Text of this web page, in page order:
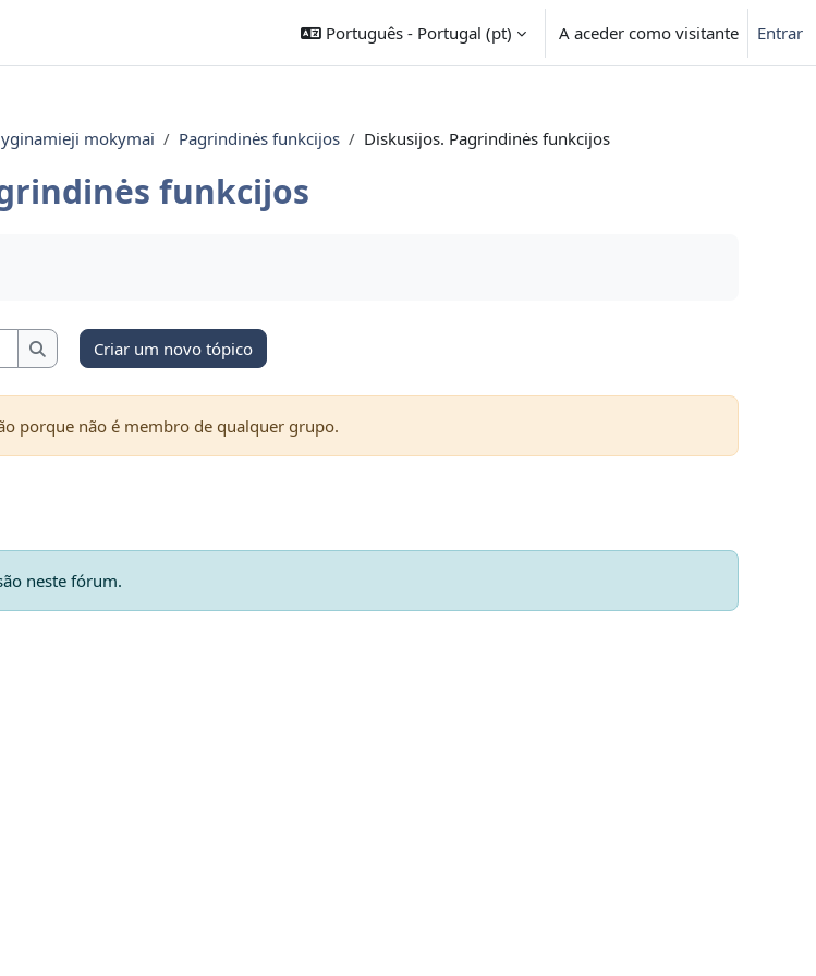
Português - Portugal ‎(pt)‎ A aceder como visitante Entrar
mokymai Pagrindinės funkcijos Diskusijos. Pagrindinės funkcijos
funkcijos
Pesquisar nos fóruns
Pesquisar nos fóruns
Criar um novo tópico
porque não é membro de qualquer grupo.
neste fórum.